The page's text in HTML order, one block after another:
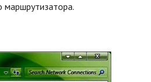
маршрутизатора.